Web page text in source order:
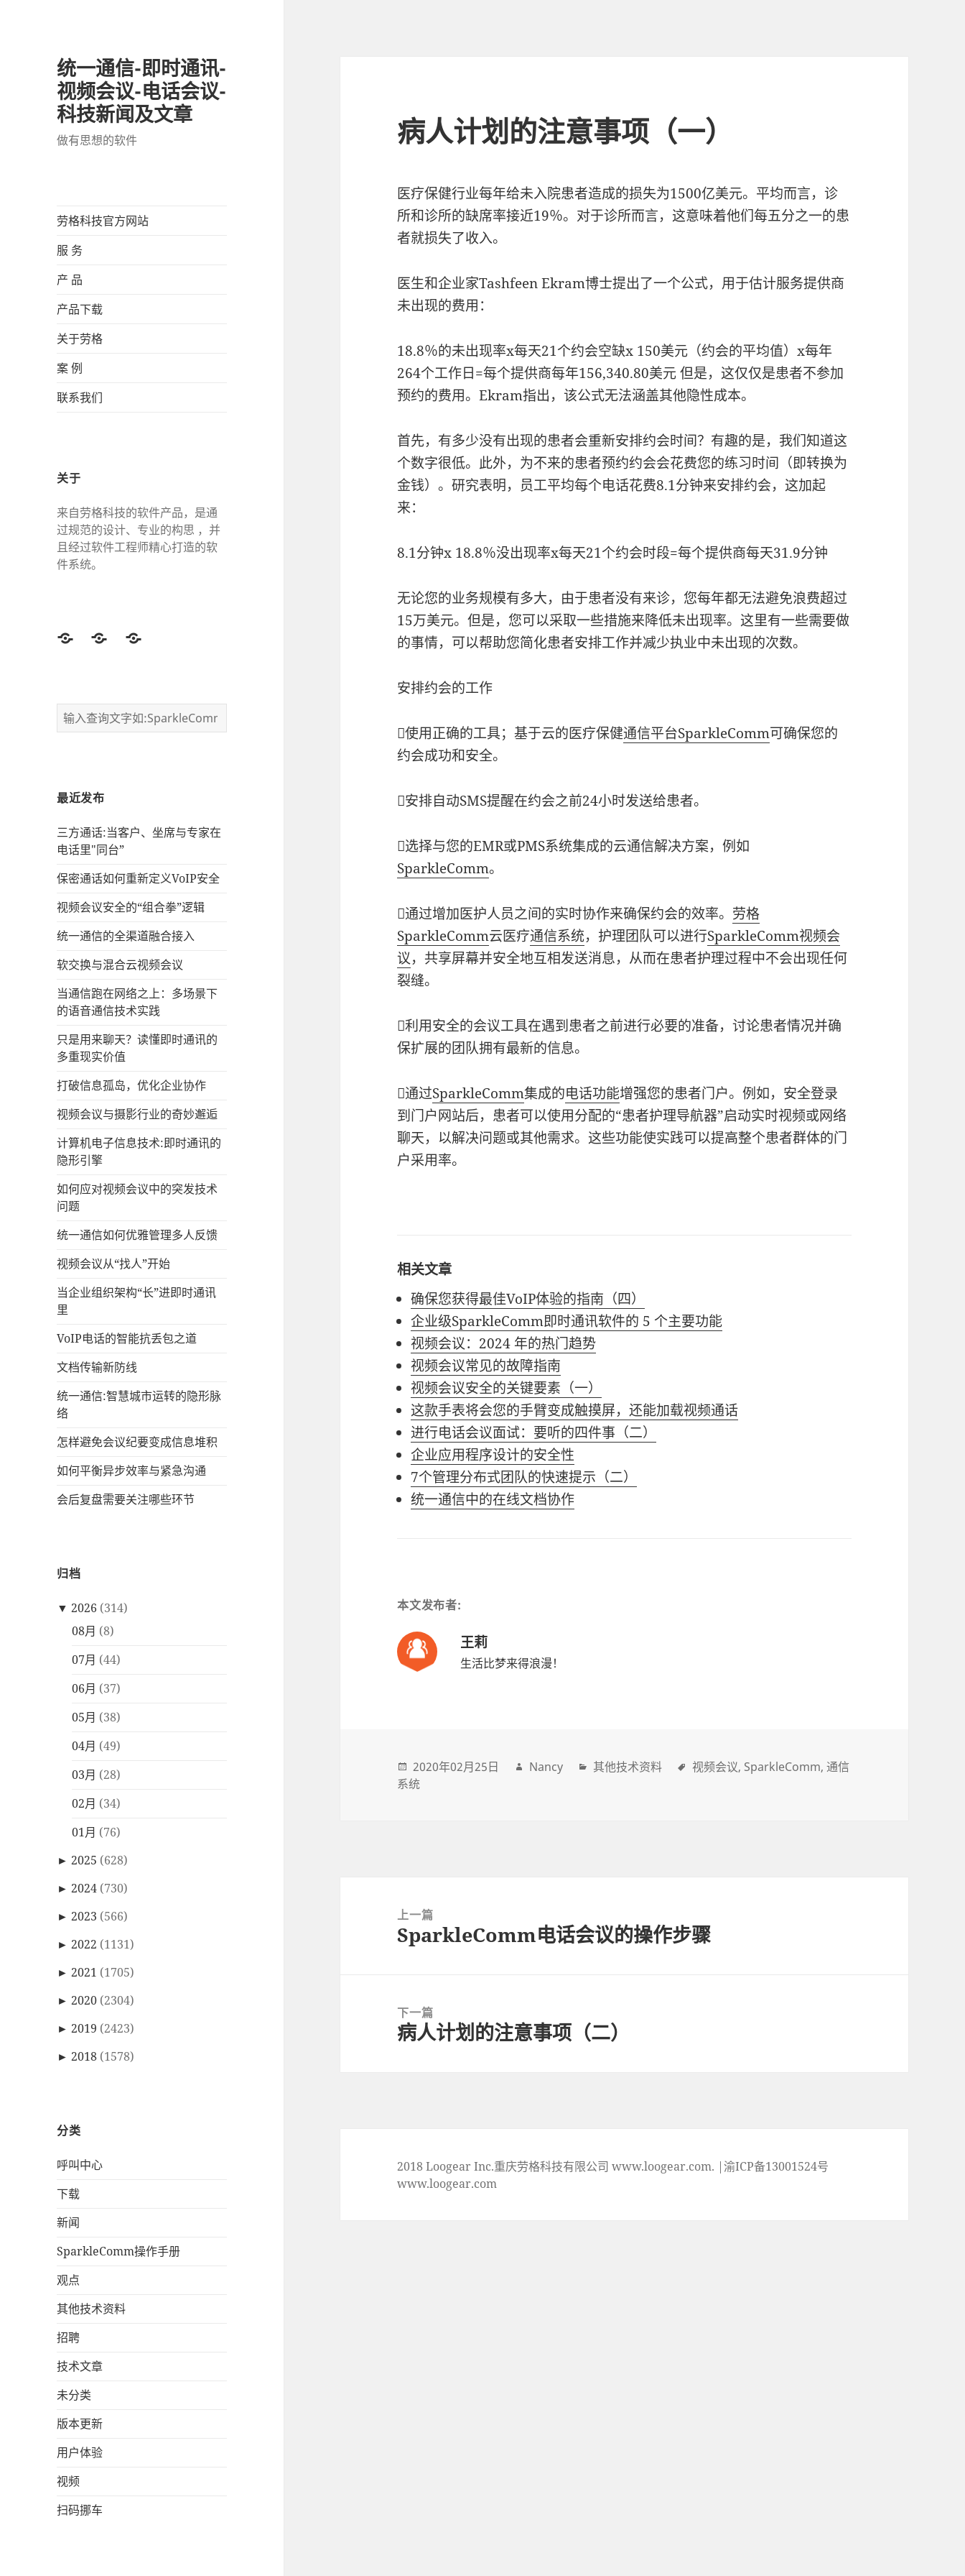
统一通信-即时通讯-
视频会议-电话会议-
科技新闻及文章
做有思想的软件
劳格科技官方网站
服 务
产 品
产品下载
关于劳格
案 例
联系我们
关于
来自劳格科技的软件产品，是通
过规范的设计、专业的构思 ，并
且经过软件工程师精心打造的软
件系统。
TwitterFacebookGoogle
最近发布
三方通话:当客户、坐席与专家在
电话里"同台”
保密通话如何重新定义VoIP安全
视频会议安全的“组合拳”逻辑
统一通信的‌全渠道融合接入
软交换与混合云视频会议
当通信跑在网络之上：多场景下
的语音通信技术实践
只是用来聊天？读懂即时通讯的
多重现实价值
打破信息孤岛，优化企业协作
视频会议与摄影行业的奇妙邂逅
计算机电子信息技术:即时通讯的
隐形引擎
如何应对视频会议中的突发技术
问题
统一通信如何优雅管理多人反馈
视频会议从“找人”开始
当企业组织架构“长”进即时通讯
里
VoIP电话的智能抗丢包之道
文档传输新防线
统一通信:智慧城市运转的隐形脉
络
怎样避免会议纪要变成信息堆积
如何平衡异步效率与紧急沟通
会后复盘需要关注哪些环节
归档
▼ 2026 (314)
08月 (8)
07月 (44)
06月 (37)
05月 (38)
04月 (49)
03月 (28)
02月 (34)
01月 (76)
► 2025 (628)
► 2024 (730)
► 2023 (566)
► 2022 (1131)
► 2021 (1705)
► 2020 (2304)
► 2019 (2423)
► 2018 (1578)
分类
呼叫中心
下载
新闻
SparkleComm操作手册
观点
其他技术资料
招聘
技术文章
未分类
版本更新
用户体验
视频
扫码挪车
病人计划的注意事项（一）
医疗保健行业每年给未入院患者造成的损失为1500亿美元。平均而言，诊
所和诊所的缺席率接近19％。对于诊所而言，这意味着他们每五分之一的患
者就损失了收入。
医生和企业家Tashfeen Ekram博士提出了一个公式，用于估计服务提供商
未出现的费用：
18.8％的未出现率x每天21个约会空缺x 150美元（约会的平均值）x每年
264个工作日=每个提供商每年156,340.80美元 但是，这仅仅是患者不参加
预约的费用。Ekram指出，该公式无法涵盖其他隐性成本。
首先，有多少没有出现的患者会重新安排约会时间？有趣的是，我们知道这
个数字很低。此外，为不来的患者预约约会会花费您的练习时间（即转换为
金钱）。研究表明，员工平均每个电话花费8.1分钟来安排约会，这加起
来：
8.1分钟x 18.8％没出现率x每天21个约会时段=每个提供商每天31.9分钟
无论您的业务规模有多大，由于患者没有来诊，您每年都无法避免浪费超过
15万美元。但是，您可以采取一些措施来降低未出现率。这里有一些需要做
的事情，可以帮助您简化患者安排工作并减少执业中未出现的次数。
安排约会的工作
使用正确的工具；基于云的医疗保健通信平台SparkleComm可确保您的
约会成功和安全。
安排自动SMS提醒在约会之前24小时发送给患者。
选择与您的EMR或PMS系统集成的云通信解决方案，例如
SparkleComm。
通过增加医护人员之间的实时协作来确保约会的效率。 劳格
SparkleComm云医疗通信系统，护理团队可以进行SparkleComm视频会
议，共享屏幕并安全地互相发送消息，从而在患者护理过程中不会出现任何
裂缝。
利用安全的会议工具在遇到患者之前进行必要的准备，讨论患者情况并确
保扩展的团队拥有最新的信息。
通过SparkleComm集成的电话功能增强您的患者门户。例如，安全登录
到门户网站后，患者可以使用分配的“患者护理导航器”启动实时视频或网络
聊天，以解决问题或其他需求。这些功能使实践可以提高整个患者群体的门
户采用率。
相关文章
确保您获得最佳VoIP体验的指南（四）
企业级SparkleComm即时通讯软件的 5 个主要功能
视频会议：2024 年的热门趋势
视频会议常见的故障指南
视频会议安全的关键要素（一）
这款手表将会您的手臂变成触摸屏，还能加载视频通话
进行电话会议面试：要听的四件事（二）
企业应用程序设计的安全性
7个管理分布式团队的快速提示（二）
统一通信中的在线文档协作
本文发布者:
王莉
生活比梦来得浪漫！
2020年02月25日 Nancy 其他技术资料 视频会议 SparkleComm 通信
系统
navigation上一篇
上
章:
SparkleComm电话会议的操作步骤
下一篇
下
病人计划的注意事项（二）
2018 Loogear Inc.重庆劳格科技有限公司 www.loogear.com. |渝ICP备13001524号
www.loogear.com